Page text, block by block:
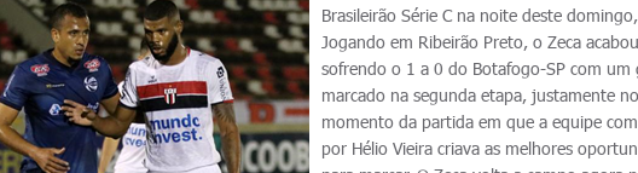
Brasileirão Série C na noite deste domingo,
Jogando em Ribeirão Preto, o Zeca
sofrendo o 1 a 0 do Botafogo-SP com um
marcado na segunda etapa, justamente
momento da partida em que a equipe
por Hélio Vieira criava as melhores